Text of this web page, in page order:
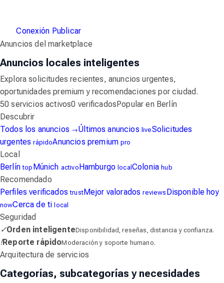
Conexión Publicar
Anuncios del marketplace
Anuncios locales inteligentes
Explora solicitudes recientes, anuncios urgentes,
oportunidades premium y recomendaciones por ciudad.
50 servicios activos0 verificadosPopular en Berlín
Descubrir
Todos los anuncios →Últimos anuncios liveSolicitudes
urgentesrápidoAnuncios premiumpro
Local
Berlíntop Múnich activoHamburgolocal Coloniahub
Recomendado
Perfiles verificadostrustMejor valoradosreviews Disponible hoy
nowCerca de ti local
Seguridad
✓Orden inteligenteDisponibilidad, reseñas, distancia y confianza.
!Reporte rápidoModeración y soporte humano.
Arquitectura de servicios
Categorías, subcategorías y necesidades